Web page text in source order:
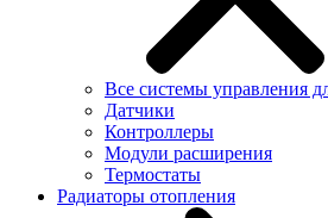
Все системы управления
Датчики
Контроллеры
Модули расширения
Термостаты
Радиаторы отопления